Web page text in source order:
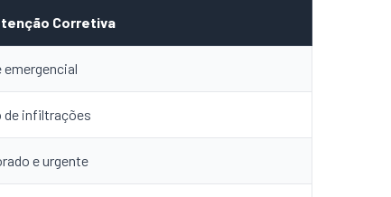
Corretiva
emergencial
de infiltrações
e urgente